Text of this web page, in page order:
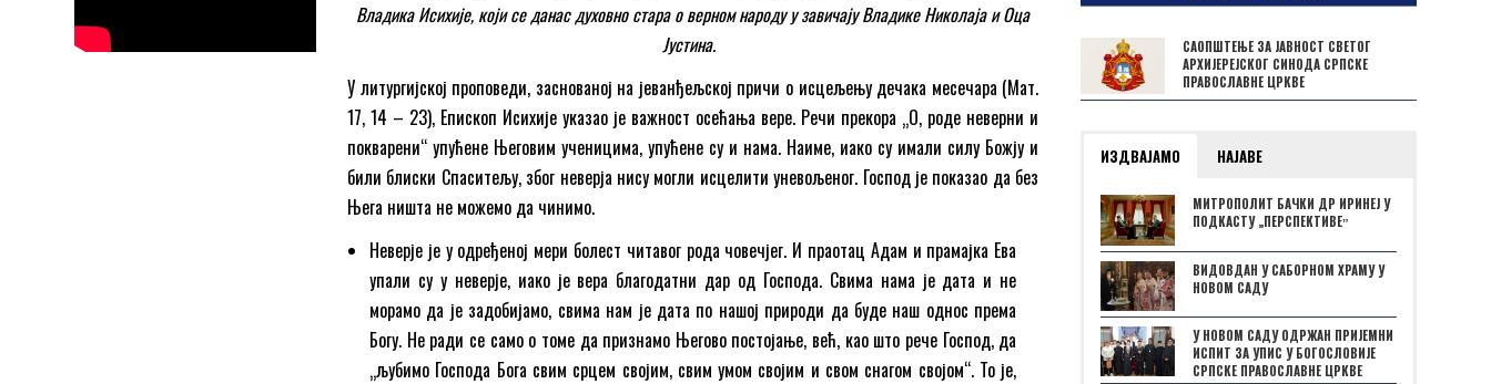
Владика Исихије, који се данас духовно стара о верном народу у завичају Владике Николаја и Оца
Јустина.
У литургијској проповеди, заснованој на јеванђељској причи о исцељењу дечака месечара (Мат.
17, 14 – 23), Епископ Исихије указао је важност осећања вере. Речи прекора „О, роде неверни и
покварени“ упућене Његовим ученицима, упућене су и нама. Наиме, иако су имали силу Божју и
били блиски Спаситељу, због неверја нису могли исцелити уневољеног. Господ је показао да без
Њега ништа не можемо да чинимо.
Неверје је у одређеној мери болест читавог рода човечјег. И праотац Адам и прамајка Ева
упали су у неверје, иако је вера благодатни дар од Господа. Свима нама је дата и не
морамо да је задобијамо, свима нам је дата по нашој природи да буде наш однос према
Богу. Не ради се само о томе да признамо Његово постојање, већ, као што рече Господ, да
„љубимо Господа Бога свим срцем својим, свим умом својим и свом снагом својом“. То је,
САОПШТЕЊЕ ЗА ЈАВНОСТ СВЕТОГ
АРХИЈЕРЕЈСКОГ СИНОДА СРПСКЕ
ПРАВОСЛАВНЕ ЦРКВЕ
ИЗДВАЈАМО НАЈАВЕ
МИТРОПОЛИТ БАЧКИ ДР ИРИНЕЈ У
ПОДКАСТУ „ПЕРСПЕКТИВЕˮ
ВИДОВДАН У САБОРНОМ ХРАМУ У
НОВОМ САДУ
У НОВОМ САДУ ОДРЖАН ПРИЈЕМНИ
ИСПИТ ЗА УПИС У БОГОСЛОВИЈЕ
СРПСКЕ ПРАВОСЛАВНЕ ЦРКВЕ